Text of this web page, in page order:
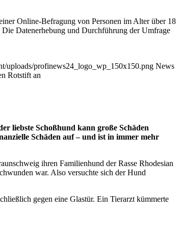
Online-Befragung von Personen im Alter über 18
Die Datenerhebung und Durchführung der Umfrage
uploads/profinews24_logo_wp_150x150.png News
Rotstift an
liebste Schoßhund kann große Schäden
Schäden auf – und ist in immer mehr
ihren Familienhund der Rasse Rhodesian
war. Also versuchte sich der Hund
gegen eine Glastür. Ein Tierarzt kümmerte